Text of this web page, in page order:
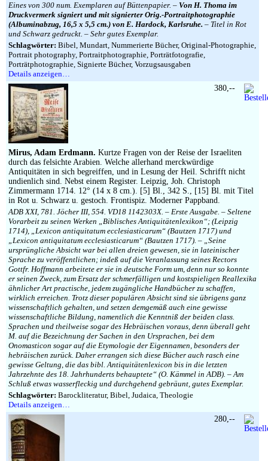
Eines von 300 num. Exemplaren auf Büttenpapier. – Von H. Thoma im
Druckvermerk signiert und mit signierter Orig.-Portraitphotographie
(Albuminabzug, 16,5 x 5,5 cm.) von E. Hardock, Karlsruhe. – Titel in Rot
und Schwarz gedruckt. – Sehr gutes Exemplar.
Schlagwörter: Bibel, Mundart, Nummerierte Bücher, Original-Photographie,
Portrait photography, Portraitphotographie, Porträtfotografie,
Porträtphotographie, Signierte Bücher, Vorzugsausgaben
Details anzeigen…
Mirus, Adam Erdmann. Kurtze Fragen von der Reise der Israeliten
durch das felsichte Arabien. Welche allerhand merckwürdige
Antiquitäten in sich begreiffen, und in Lesung der Heil. Schrifft nicht
undienlich sind. Nebst einem Register. Leipzig, Joh. Christoph
Zimmermann 1714. 12° (14 x 8 cm.). [5] Bl., 342 S., [15] Bl. mit Titel
in Rot u. Schwarz u. gestoch. Frontispiz. Moderner Pappband.
ADB XXI, 781. Jöcher III, 554. VD18 1142303X. – Erste Ausgabe. – Seltene
Vorarbeit zu seinen Werken „Biblisches Antiquitätenlexikon“; (Leipzig
1714), „Lexicon antiquitatum ecclesiasticarum“ (Bautzen 1717) und
„Lexicon antiquitatum ecclesiasticarum“ (Bautzen 1717). – „Seine
ursprüngliche Absicht war bei allen dreien gewesen, sie in lateinischer
Sprache zu veröffentlichen; indeß auf die Veranlassung seines Rectors
Gottfr. Hoffmann arbeitete er sie in deutsche Form um, denn nur so konnte
er seinen Zweck, zum Ersatz der schmerfälligen und kostspieligen Reallexika
ähnlicher Art practische, jedem zugängliche Handbücher zu schaffen,
wirklich erreichen. Trotz dieser populären Absicht sind sie übrigens ganz
wissenschaftlich gehalten, und setzen demgemäß auch eine gewisse
wissenschaftliche Bildung, namentlich die Kenntniß der beiden class.
Sprachen und theilweise sogar des Hebräischen voraus, denn überall geht
M. auf die Bezeichnung der Sachen in den Ursprachen, bei dem
Onomasticon sogar auf die Etymologie der Eigennamen, besonders der
hebräischen zurück. Daher errangen sich diese Bücher auch rasch eine
gewisse Geltung, die das bibl. Antiquitätenlexicon bis in die letzten
Jahrzehnte des 18. Jahrhunderts behauptete“ (O. Kämmel in ADB). – Am
Schluß etwas wasserfleckig und durchgehend gebräunt, gutes Exemplar.
Schlagwörter: Barockliteratur, Bibel, Judaica, Theologie
Details anzeigen…
380,--
280,--